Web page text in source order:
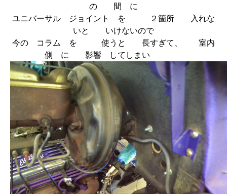
の 間 に
ユニバーサル ジョイント を ２箇所 入れな
いと いけないので
今の コラム を 使うと 長すぎて、 室内
側 に 影響 してしまい